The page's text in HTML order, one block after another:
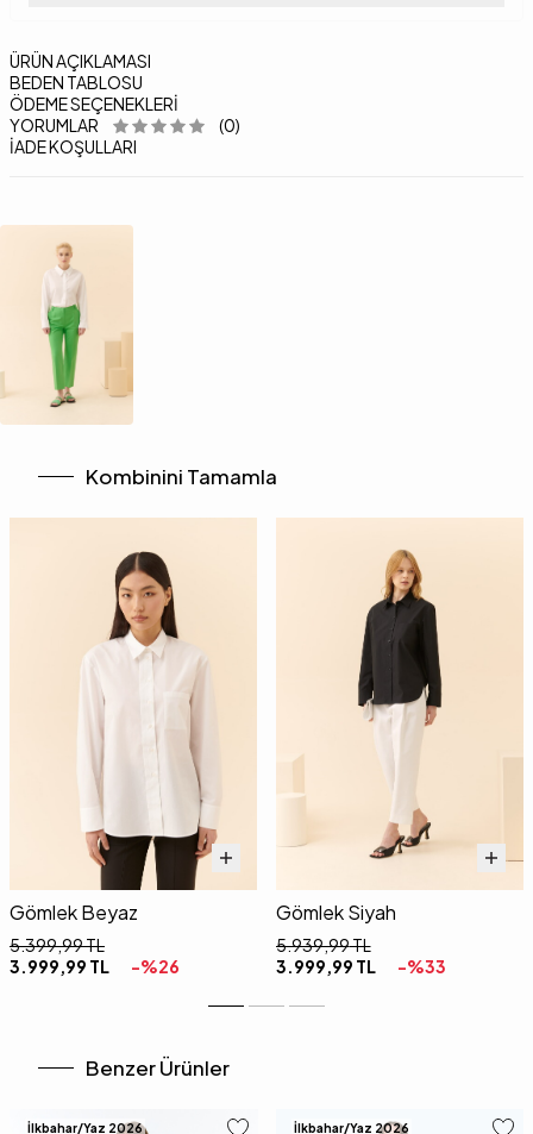
ÜRÜN AÇIKLAMASI
BEDEN TABLOSU
ÖDEME SEÇENEKLERI
YORUMLAR
(0)
İADE KOŞULLARI
Kombinini Tamamla
Gömlek Beyaz
5.399,99TL
3.999,99 TL -%26
Gömlek Siyah
5.939,99TL
3.999,99 TL -%33
Benzer Ürünler
İlkbahar/Yaz 2026 İlkbahar/Yaz 2026